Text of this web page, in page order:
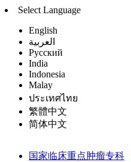
Select Language
English
العربية
Русский
India
Indonesia
Malay
ประเทศไทย
繁體中文
简体中文
国家临床重点肿瘤专科